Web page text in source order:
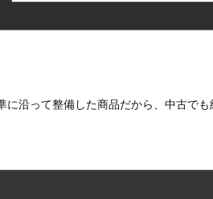
に沿って整備した商品だから、中古で